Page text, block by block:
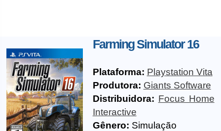
Farming Simulator 16
Plataforma: Playstation Vita
Produtora: Giants Software
Distribuidora: Focus Home
Interactive
Gênero: Simulação